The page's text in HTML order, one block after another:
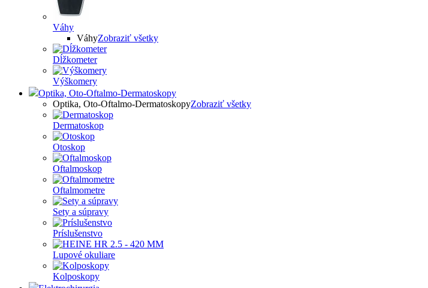
Váhy
VáhyZobraziť všetky
Dĺžkometer
Výškomery
Optika, Oto-Oftalmo-Dermatoskopy
Optika, Oto-Oftalmo-DermatoskopyZobraziť všetky
Dermatoskop
Otoskop
Oftalmoskop
Oftalmometre
Sety a súpravy
Príslušenstvo
Lupové okuliare
Kolposkopy